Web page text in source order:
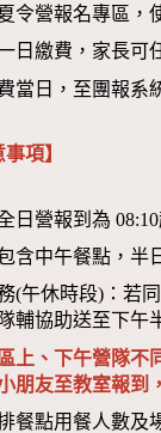
令營報名專區，
日繳費，家長可
當日，至團報系
項】
日營報到為
含中午餐點，半
(午休時段)：若
輔協助送至下午
上、下午營隊不
朋友至教室報到
餐點用餐人數及